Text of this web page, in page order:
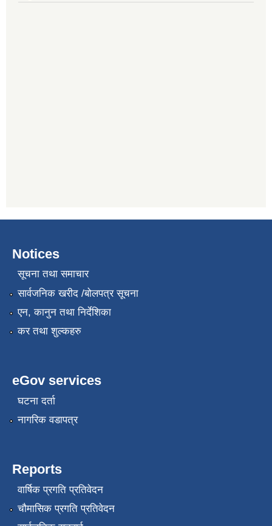
Notices
सूचना तथा समाचार
सार्वजनिक खरीद /बोलपत्र सूचना
एन, कानुन तथा निर्देशिका
कर तथा शुल्कहरु
eGov services
घटना दर्ता
नागरिक वडापत्र
Reports
वार्षिक प्रगति प्रतिवेदन
चौमासिक प्रगति प्रतिवेदन